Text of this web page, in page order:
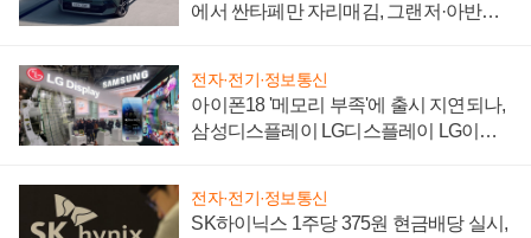
에서 싼타페만 자리매김, 그랜저·아반떼
전자·전기·정보통신
아이폰18 '메모리 부족'에 출시 지연되나,
삼성디스플레이 LG디스플레이 LG이노
전자·전기·정보통신
SK하이닉스 1주당 375원 현금배당 실시,